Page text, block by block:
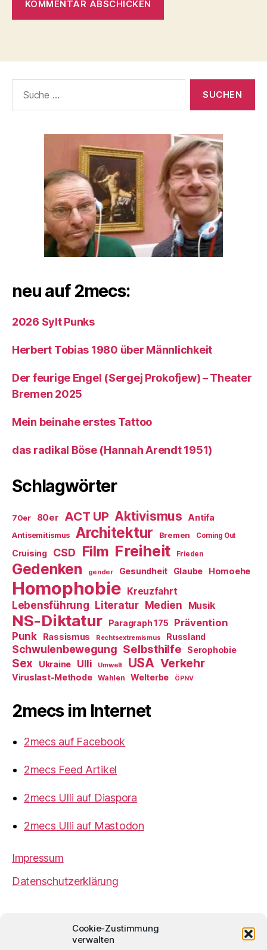
Cookie-Zustimmung
verwalten
nach:
neu auf 2mecs:
2026 Sylt Punks
Herbert Tobias 1980 über Männlichkeit
Der feurige Engel (Sergej Prokofjew) – Theater
Bremen 2025
Mein beinahe erstes Tattoo
das radikal Böse (Hannah Arendt 1951)
Schlagwörter
70er 80er ACT UP Aktivismus Antifa
Antisemitismus Architektur Bremen Coming Out
Cruising CSD Film Freiheit Frieden
Gedenken gender Gesundheit Glaube Homoehe
Homophobie Kreuzfahrt
Lebensführung Literatur Medien Musik
NS-Diktatur Paragraph 175
Prävention
Punk
Rassismus Rechtsextremismus Russland
Schwulenbewegung Selbsthilfe Serophobie
Sex Ukraine Ulli Umwelt USA Verkehr
Viruslast-Methode Wahlen Welterbe ÖPNV
2mecs im Internet
2mecs auf Facebook
2mecs Feed Artikel
2mecs Ulli auf Diaspora
2mecs Ulli auf Mastodon
Impressum
Datenschutzerklärung
Ulrich Würdemannist sofern nicht
anders angegeben lizenziert unter einer
Creative